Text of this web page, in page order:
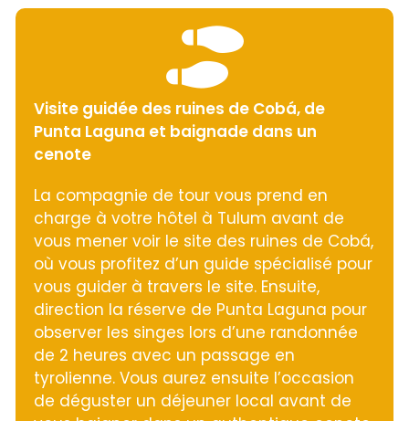
Visite guidée des ruines de Cobá, de
Punta Laguna et baignade dans un
cenote
La compagnie de tour vous prend en
charge à votre hôtel à Tulum avant de
vous mener voir le site des ruines de Cobá,
où vous profitez d’un guide spécialisé pour
vous guider à travers le site. Ensuite,
direction la réserve de Punta Laguna pour
observer les singes lors d’une randonnée
de 2 heures avec un passage en
tyrolienne. Vous aurez ensuite l’occasion
de déguster un déjeuner local avant de